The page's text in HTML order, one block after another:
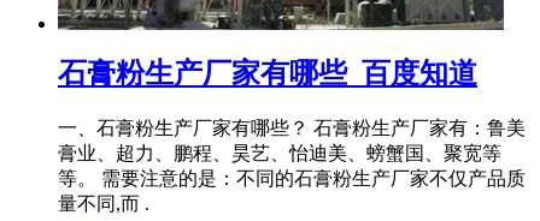
石膏粉生产厂家有哪些_百度知道
一、石膏粉生产厂家有哪些？ 石膏粉生产厂家有：鲁美
膏业、超力、鹏程、昊艺、怡迪美、螃蟹国、聚宽等
等。 需要注意的是：不同的石膏粉生产厂家不仅产品质
量不同,而 .